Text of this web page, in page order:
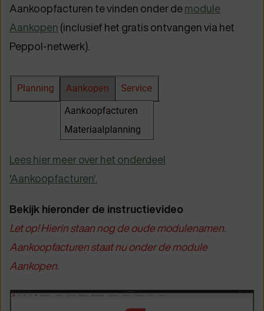
Aankoopfacturen te vinden onder demodule
Aankopen (inclusief het gratis ontvangen via het
Peppol-netwerk).
Lees hier meer over het onderdeel
'Aankoopfacturen'.
Bekijk hieronder de instructievideo
Let op! Hierin staan nog de oude modulenamen.
Aankoopfacturen staat nu onder de module
Aankopen.